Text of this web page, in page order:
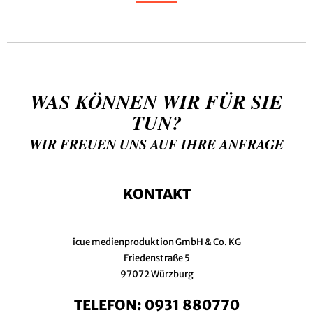
WAS KÖNNEN WIR FÜR SIE
TUN?
WIR FREUEN UNS AUF IHRE ANFRAGE
KONTAKT
icue medienproduktion GmbH & Co. KG
Friedenstraße 5
97072 Würzburg
TELEFON: 0931 880770